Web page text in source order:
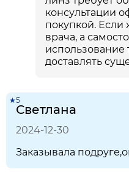
консультации
покупкой. Если
врача, а
использование
доставлять
★5
Светлана
2024-12-30
Заказывала